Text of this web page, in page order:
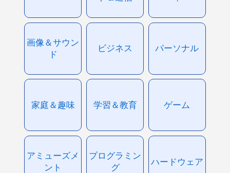
画像＆サウン
ド
ビジネス パーソナル
家庭＆趣味 学習＆教育 ゲーム
アミューズメ
ント
プログラミン
グ
ハードウェア